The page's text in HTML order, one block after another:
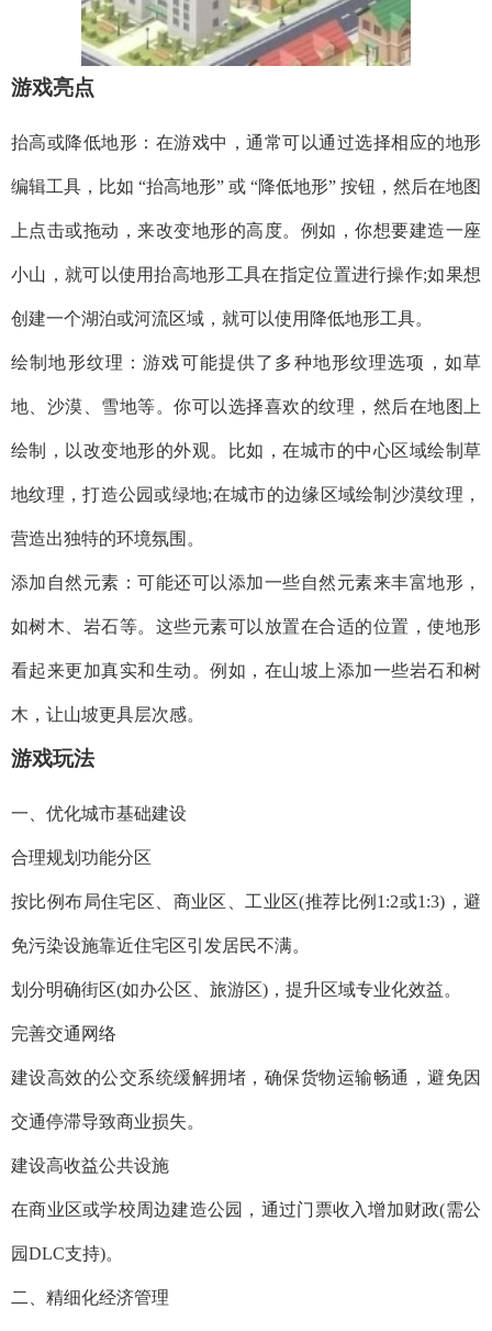
游戏亮点
抬高或降低地形：在游戏中，通常可以通过选择相应的地形
编辑工具，比如 “抬高地形” 或 “降低地形” 按钮，然后在地图
上点击或拖动，来改变地形的高度。例如，你想要建造一座
小山，就可以使用抬高地形工具在指定位置进行操作;如果想
创建一个湖泊或河流区域，就可以使用降低地形工具。
绘制地形纹理：游戏可能提供了多种地形纹理选项，如草
地、沙漠、雪地等。你可以选择喜欢的纹理，然后在地图上
绘制，以改变地形的外观。比如，在城市的中心区域绘制草
地纹理，打造公园或绿地;在城市的边缘区域绘制沙漠纹理，
营造出独特的环境氛围。
添加自然元素：可能还可以添加一些自然元素来丰富地形，
如树木、岩石等。这些元素可以放置在合适的位置，使地形
看起来更加真实和生动。例如，在山坡上添加一些岩石和树
木，让山坡更具层次感。
游戏玩法
一、优化城市基础建设
‌合理规划功能分区‌
按比例布局住宅区、商业区、工业区(推荐比例1:2或1:3)，避
免污染设施靠近住宅区引发居民不满。
划分明确街区(如办公区、旅游区)，提升区域专业化效益。
完善交通网络‌
建设高效的公交系统缓解拥堵，确保货物运输畅通，避免因
交通停滞导致商业损失。
建设高收益公共设施‌
在商业区或学校周边建造公园，通过门票收入增加财政(需公
园DLC支持)。
二、精细化经济管理